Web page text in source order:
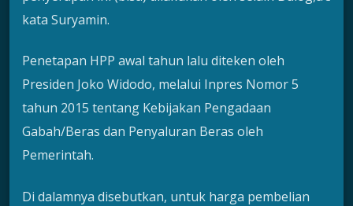
kata Suryamin.
Penetapan HPP awal tahun lalu diteken oleh
Presiden Joko Widodo, melalui Inpres Nomor 5
tahun 2015 tentang Kebijakan Pengadaan
Gabah/Beras dan Penyaluran Beras oleh
Pemerintah.
Di dalamnya disebutkan, untuk harga pembelian